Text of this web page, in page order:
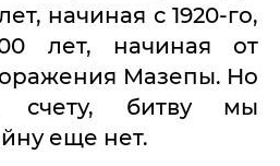
начиная с 1920-го,
лет, начиная от
Мазепы. Но
счету, битву мы
еще нет.